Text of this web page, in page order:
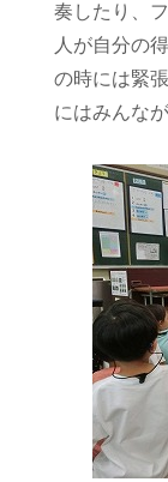
奏したり、
人が自分の
の時には緊
にはみんな